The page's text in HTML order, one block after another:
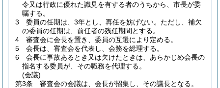
令又は行政に優れた識見を有する者のうちから、市長が委
嘱する。
3
委員の任期は、3年とし、再任を妨げない。 ただし、補欠
の委員の任期は、前任者の残任期間とする。
4
審査会に会長を置き、委員の互選により定める。
5
会長は、審査会を代表し、会務を総理する。
6
会長に事故あるとき又は欠けたときは、あらかじめ会長の
指名する委員が、その職務を代理する。
(会議)
第3条
審査会の会議は、会長が招集し、その議長となる。